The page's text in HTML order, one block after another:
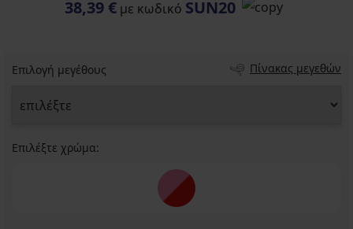
38,39 €με κωδικό SUN20
Επιλογή μεγέθους Πίνακας μεγεθών
Επιλέξτε χρώμα: